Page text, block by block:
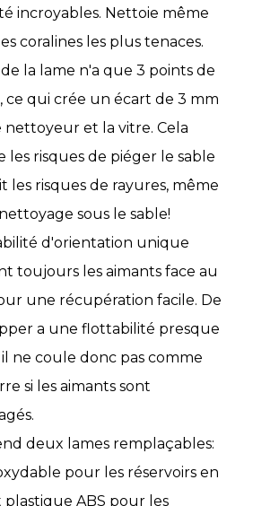
incroyables. Nettoie même
coralines les plus tenaces.
la lame n'a que 3 points de
ce qui crée un écart de 3 mm
nettoyeur et la vitre. Cela
les risques de piéger le sable
les risques de rayures, même
sous le sable!
d'orientation unique
toujours les aimants face au
une récupération facile. De
a une flottabilité presque
ne coule donc pas comme
si les aimants sont
deux lames remplaçables:
pour les réservoirs en
plastique ABS pour les